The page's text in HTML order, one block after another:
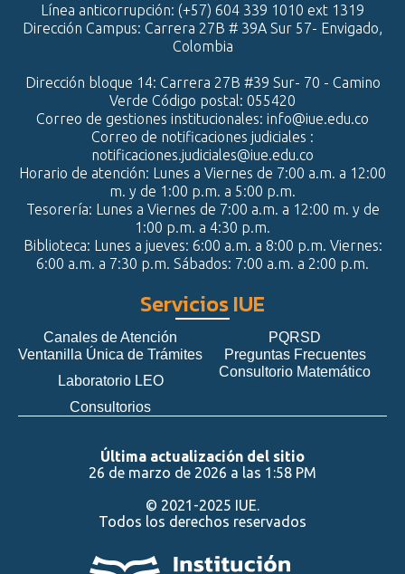
Línea anticorrupción: (+57) 604 339 1010 ext 1319
Dirección Campus: Carrera 27B # 39A Sur 57- Envigado,
Colombia
Dirección bloque 14: Carrera 27B #39 Sur- 70 - Camino
Verde Código postal: 055420
Correo de gestiones institucionales: info@iue.edu.co
Correo de notificaciones judiciales :
notificaciones.judiciales@iue.edu.co
Horario de atención: Lunes a Viernes de 7:00 a.m. a 12:00
m. y de 1:00 p.m. a 5:00 p.m.
Tesorería: Lunes a Viernes de 7:00 a.m. a 12:00 m. y de
1:00 p.m. a 4:30 p.m.
Biblioteca: Lunes a jueves: 6:00 a.m. a 8:00 p.m. Viernes:
6:00 a.m. a 7:30 p.m. Sábados: 7:00 a.m. a 2:00 p.m.
Servicios IUE
Canales de Atención
Ventanilla Única de Trámites
Laboratorio LEO
Consultorios
PQRSD
Preguntas Frecuentes
Consultorio Matemático
Última actualización del sitio
26 de marzo de 2026 a las 1:58 PM
© 2021-2025 IUE.
Todos los derechos reservados